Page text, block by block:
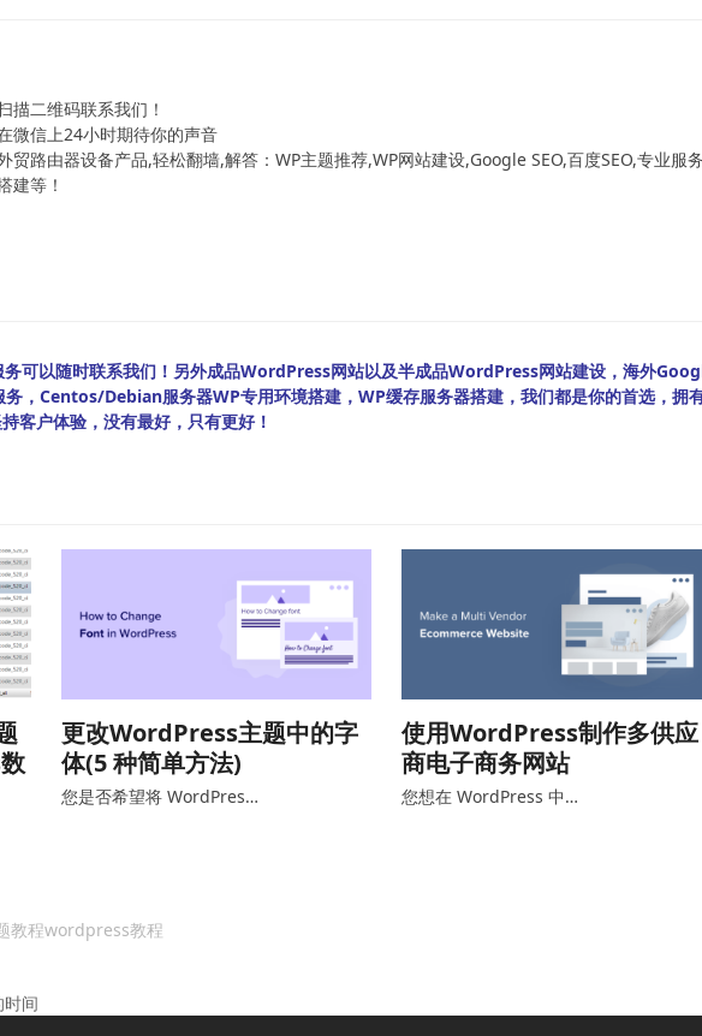
描二维码联系我们！
微信上24小时期待你的声音
贸路由器设备产品,轻松翻墙,解答：WP主题推荐,WP网站建设,Google SEO,百度SEO,专业服
建等！
可以随时联系我们！另外成品WordPress网站以及半成品WordPress网站建设，海外
务，Centos/Debian服务器WP专用环境搭建，WP缓存服务器搭建，我们都是你的首选，拥
客户体验，没有最好，只有更好！
更改WordPress主题中的字
体(5 种简单方法)
您是否希望将 WordPres…
使用WordPress制作多供应
商电子商务网站
您想在 WordPress 中…
教程wordpress教程
间